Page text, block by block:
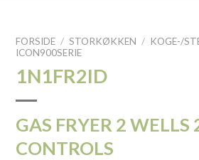
FORSIDE / STORKØKKEN / KOGE-/
ICON900SERIE
1N1FR2ID
GAS FRYER 2
CONTROLS